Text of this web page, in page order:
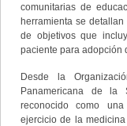
comunitarias de
herramienta se
de objetivos que
paciente para adopción
Desde la
Panamericana de la
reconocido como
ejercicio de la